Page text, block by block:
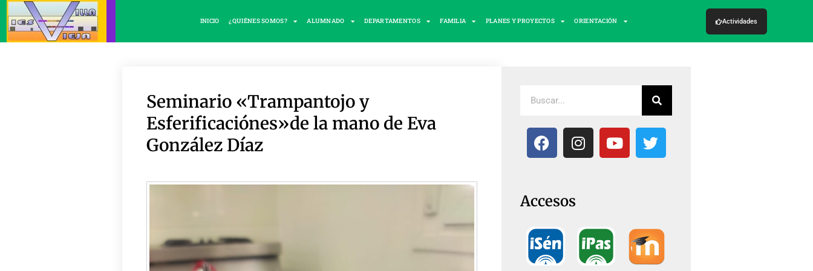
INICIO ¿QUIÉNES SOMOS? ALUMNADO DEPARTAMENTOS FAMILIA PLANES Y PROYECTOS ORIENTACIÓN Actividades
Seminario «Trampantojo y
Esferificaciónes»de la mano de Eva
González Díaz
Accesos